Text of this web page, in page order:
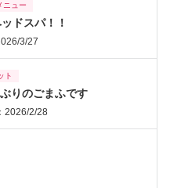
ニュー
ドスパ！！
3/27
ト
りのごまふです
2026/2/28